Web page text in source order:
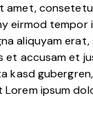
amet,
eirmod tempor
aliquyam erat,
et accusam et
kasd
ipsum